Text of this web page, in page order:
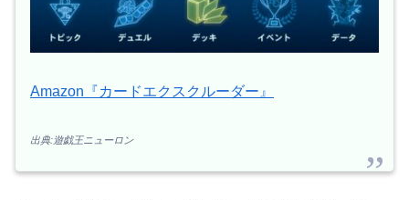
Amazon『カードエクスクルーダー』
出典:遊戯王ニューロン